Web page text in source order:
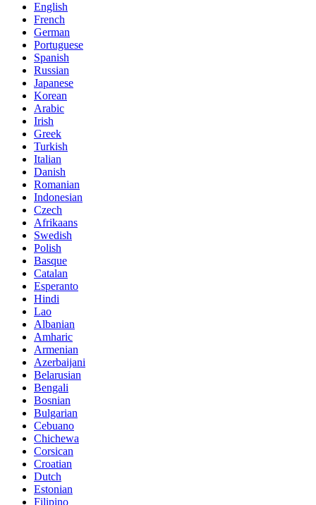
English
French
German
Portuguese
Spanish
Russian
Japanese
Korean
Arabic
Irish
Greek
Turkish
Italian
Danish
Romanian
Indonesian
Czech
Afrikaans
Swedish
Polish
Basque
Catalan
Esperanto
Hindi
Lao
Albanian
Amharic
Armenian
Azerbaijani
Belarusian
Bengali
Bosnian
Bulgarian
Cebuano
Chichewa
Corsican
Croatian
Dutch
Estonian
Filipino